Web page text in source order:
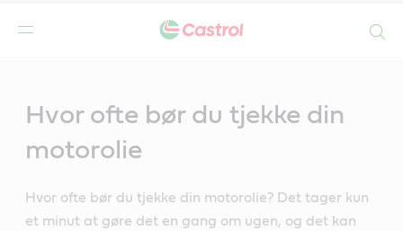
Hvor ofte bør du tjekke din
motorolie
Hvor ofte bør du tjekke din motorolie? Det tager kun
et minut at gøre det en gang om ugen, og det kan